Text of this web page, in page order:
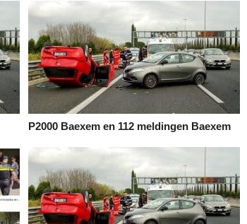
P2000 Baexem en 112 meldingen Baexem